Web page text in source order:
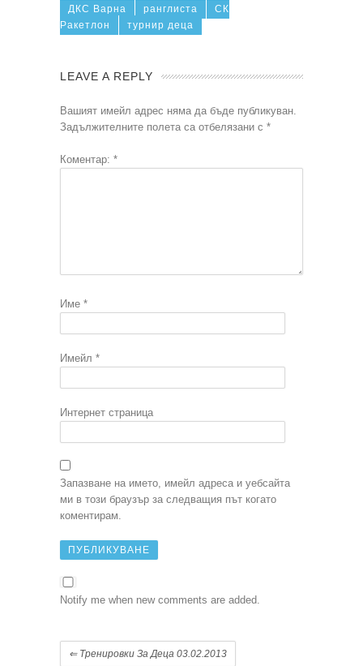
ДКС Варна ранглиста
СК
Ракетлон
турнир деца
LEAVE A REPLY
Вашият имейл адрес няма да бъде публикуван.
Задължителните полета са отбелязани с *
Коментар: *
Име *
Имейл *
Интернет страница
Запазване на името, имейл адреса и уебсайта
ми в този браузър за следващия път когато
коментирам.
Notify me when new comments are added.
⇐Тренировки За Деца 03.02.2013